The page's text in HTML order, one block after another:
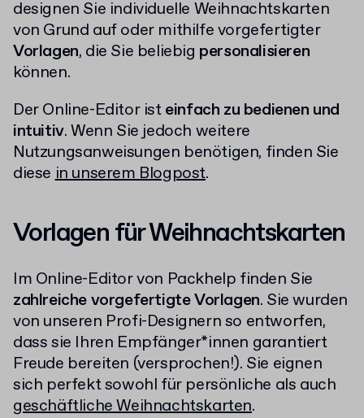
designen Sie individuelle Weihnachtskarten
von Grund auf oder mithilfe vorgefertigter
Vorlagen, die Sie beliebig personalisieren
können.
Der Online-Editor isteinfach zu bedienen und
intuitiv. Wenn Sie jedoch weitere
Nutzungsanweisungen benötigen, finden Sie
diesein unserem Blogpost.
Vorlagen für Weihnachtskarten
Im Online-Editor von Packhelp finden Sie
zahlreiche vorgefertigte Vorlagen. Sie wurden
von unseren Profi-Designern so entworfen,
dass sie Ihren Empfänger*innen garantiert
Freude bereiten (versprochen!). Sie eignen
sich perfekt sowohl für persönliche als auch
geschäftliche Weihnachtskarten.